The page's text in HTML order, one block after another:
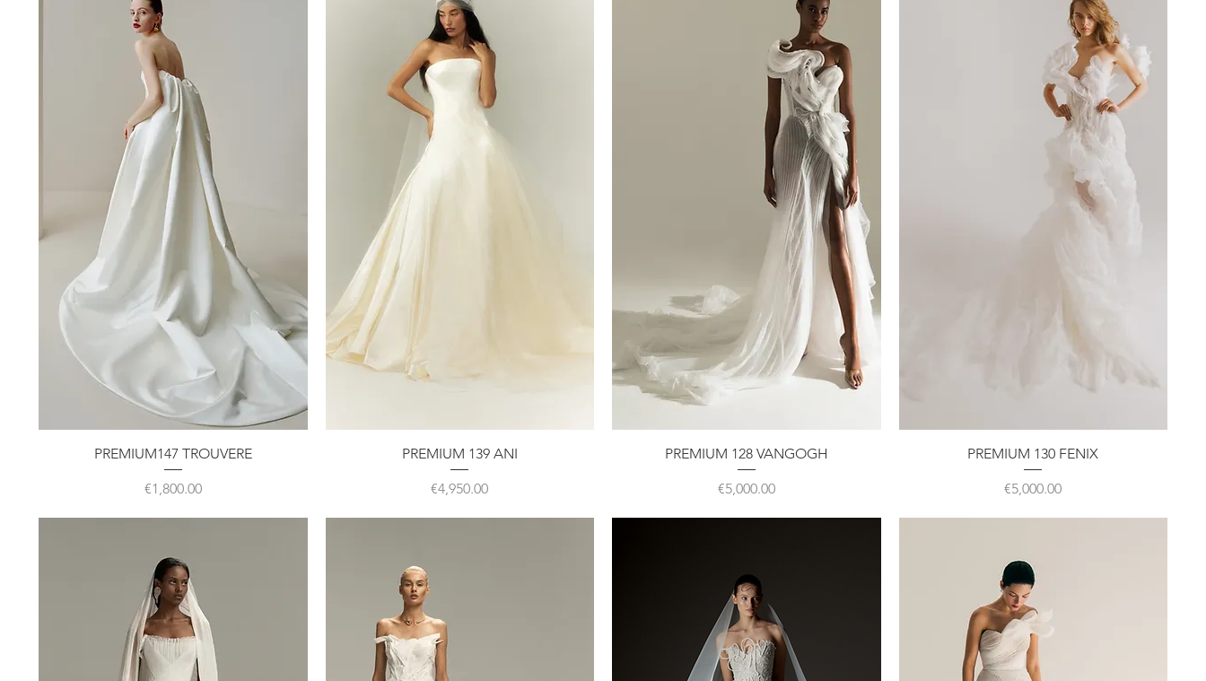
クイックビュー
PREMIUM147 TROUVERE
価格
€1,800.00
クイックビュー
PREMIUM 139 ANI
価格
€4,950.00
クイックビュー
PREMIUM 128 VANGOGH
価格
€5,000.00
クイックビュー
PREMIUM 130 FENIX
価格
€5,000.00